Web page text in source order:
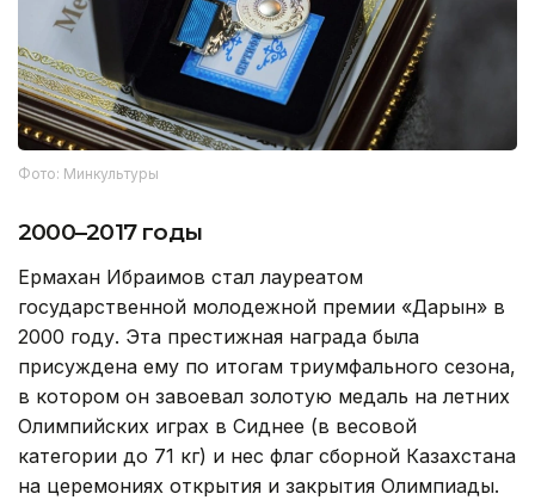
Фото: Минкультуры
2000–2017 годы
Ермахан Ибраимов стал лауреатом
государственной молодежной премии «Дарын» в
2000 году. Эта престижная награда была
присуждена ему по итогам триумфального сезона,
в котором он завоевал золотую медаль на летних
Олимпийских играх в Сиднее (в весовой
категории до 71 кг) и нес флаг сборной Казахстана
на церемониях открытия и закрытия Олимпиады.